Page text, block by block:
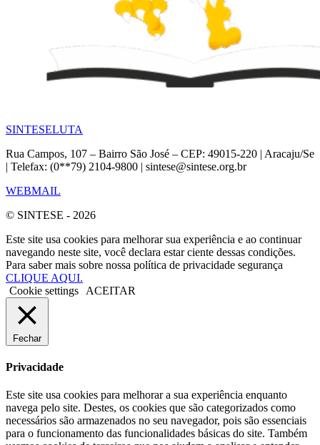
SINTESELUTA
Rua Campos, 107 – Bairro São José – CEP: 49015-220 | Aracaju/Se
| Telefax: (0**79) 2104-9800 | sintese@sintese.org.br
WEBMAIL
© SINTESE - 2026
Este site usa cookies para melhorar sua experiência e ao continuar
navegando neste site, você declara estar ciente dessas condições.
Para saber mais sobre nossa política de privacidade segurança
CLIQUE AQUI.
Cookie settings
ACEITAR
Fechar
Privacidade
Este site usa cookies para melhorar a sua experiência enquanto
navega pelo site. Destes, os cookies que são categorizados como
necessários são armazenados no seu navegador, pois são essenciais
para o funcionamento das funcionalidades básicas do site. Também